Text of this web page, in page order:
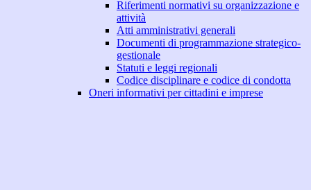
Riferimenti normativi su organizzazione e
attività
Atti amministrativi generali
Documenti di programmazione strategico-
gestionale
Statuti e leggi regionali
Codice disciplinare e codice di condotta
Oneri informativi per cittadini e imprese